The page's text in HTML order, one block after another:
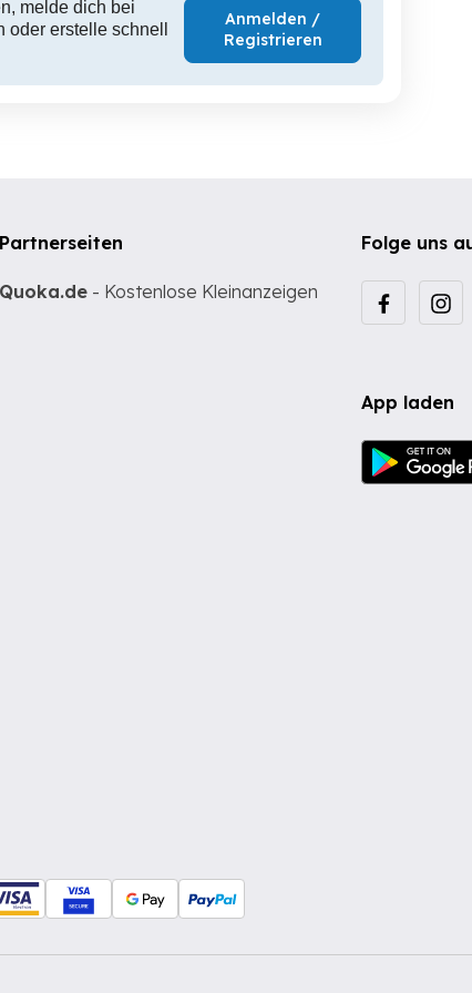
melde dich bei
erstelle schnell
Anmelden /
Registrieren
Folge uns
App laden
Partnerseiten
Quoka.de - Kostenlose Kleinanzeigen